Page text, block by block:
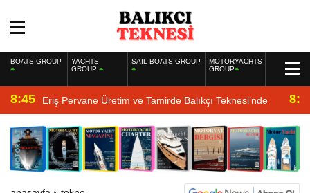
BOATS GROUP
YACHTS
GROUP
SAIL BOATS GROUP
MOTORYACHTS
GROUP
8:45 Eriş Pervane Üretim ve Tamirde Balıkçı Teknesi’nde